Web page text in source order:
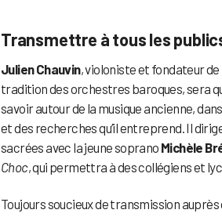
Transmettre à tous les
Julien Chauvin, violoniste et fondateur de
tradition des orchestres baroques, sera
savoir autour de la musique ancienne,
et des recherches qu’il entreprend. Il
sacrées avec la jeune soprano Michèle
Choc, qui permettra à des collégiens et
Toujours soucieux de transmission auprès